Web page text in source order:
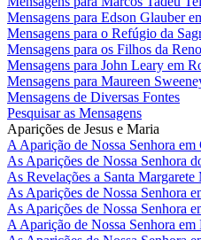
Mensagens para Edson Glauber
Mensagens para o Refúgio da
Mensagens para os Filhos da
Mensagens para John Leary em
Mensagens para Maureen
Mensagens de Diversas Fontes
Pesquisar as Mensagens
Aparições de Jesus e Maria
A Aparição de Nossa Senhora em
As Aparições de Nossa Senhora
As Revelações a Santa
As Aparições de Nossa Senhora
As Aparições de Nossa Senhora
A Aparição de Nossa Senhora em